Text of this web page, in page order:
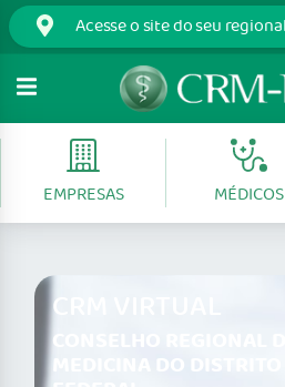
EMPRESAS MÉDICOS
CRM VIRTUAL
CONSELHO REGIONAL DE
MEDICINA DO DISTRITO